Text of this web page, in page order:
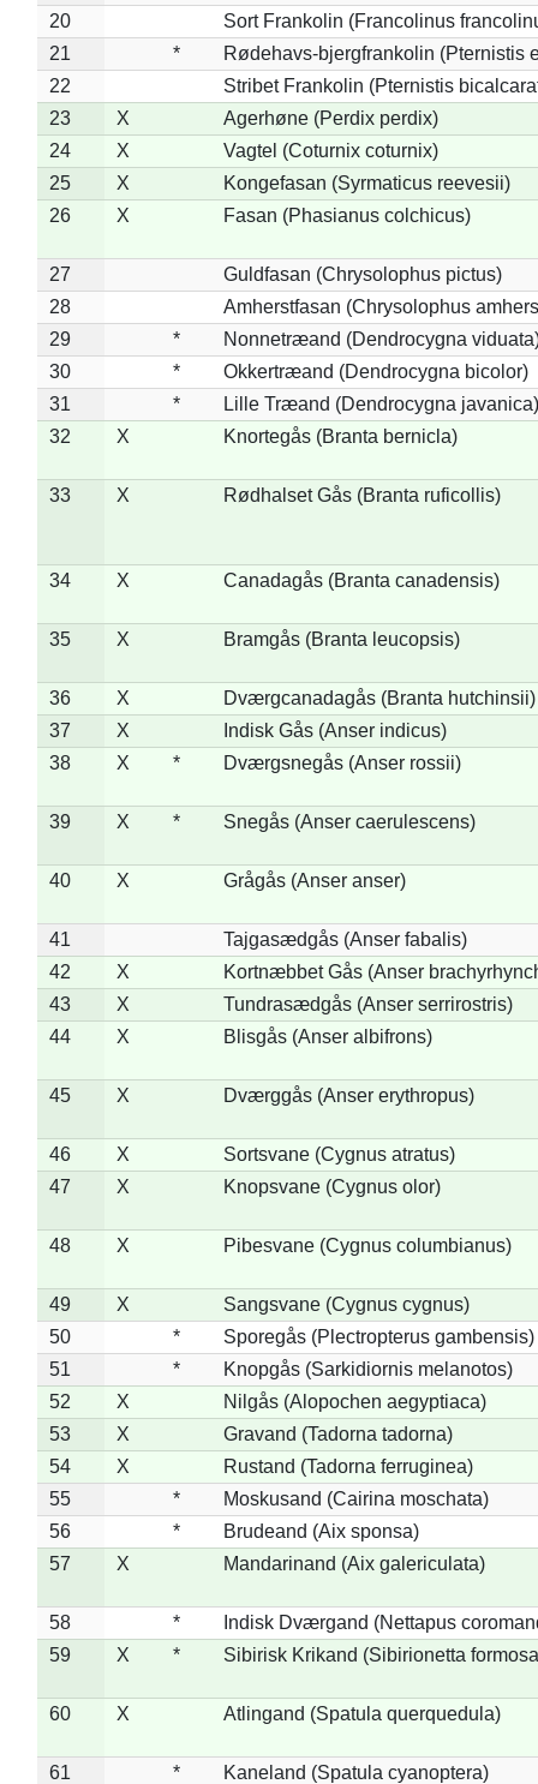
20
Sort Frankolin (Francolinus
21
*
Rødehavs-bjergfrankolin (Pternistis
22
Stribet Frankolin (Pternistis
23
X
Agerhøne (Perdix perdix)
24
X
Vagtel (Coturnix coturnix)
25
X
Kongefasan (Syrmaticus reevesii)
26
X Fasan (Phasianus colchicus)
27
Guldfasan (Chrysolophus pictus)
28
Amherstfasan (Chrysolophus
29
*
Nonnetræand (Dendrocygna
30
*
Okkertræand (Dendrocygna bicolor)
31
*
Lille Træand (Dendrocygna javanica)
32
X Knortegås (Branta bernicla)
33 X Rødhalset Gås (Branta ruficollis)
34 X Canadagås (Branta canadensis)
35 X Bramgås (Branta leucopsis)
36 X
Dværgcanadagås (Branta hutchinsii)
37
X
Indisk Gås (Anser indicus)
38
X * Dværgsnegås (Anser rossii)
39 X * Snegås (Anser caerulescens)
40 X Grågås (Anser anser)
41
Tajgasædgås (Anser fabalis)
42
X
Kortnæbbet Gås (Anser
43
X
Tundrasædgås (Anser serrirostris)
44
X Blisgås (Anser albifrons)
45 X Dværggås (Anser erythropus)
46 X
Sortsvane (Cygnus atratus)
47
X Knopsvane (Cygnus olor)
48 X Pibesvane (Cygnus columbianus)
49 X
Sangsvane (Cygnus cygnus)
50
*
Sporegås (Plectropterus gambensis)
51
*
Knopgås (Sarkidiornis melanotos)
52
X
Nilgås (Alopochen aegyptiaca)
53
X
Gravand (Tadorna tadorna)
54
X
Rustand (Tadorna ferruginea)
55
*
Moskusand (Cairina moschata)
56
*
Brudeand (Aix sponsa)
57
X Mandarinand (Aix galericulata)
58 *
Indisk Dværgand (Nettapus
59
X * Sibirisk Krikand (Sibirionetta
60 X Atlingand (Spatula querquedula)
61 *
Kaneland (Spatula cyanoptera)